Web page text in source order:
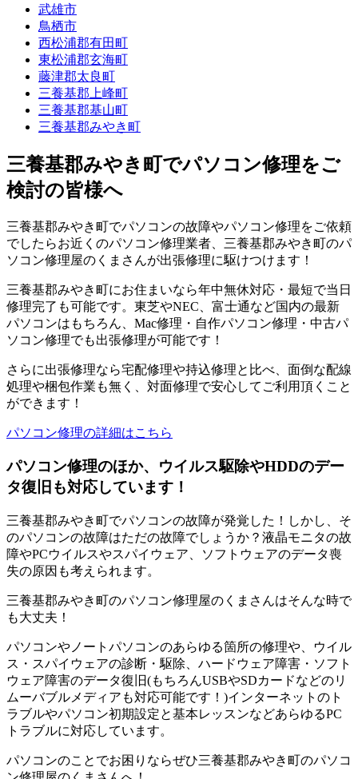
武雄市
鳥栖市
西松浦郡有田町
東松浦郡玄海町
藤津郡太良町
三養基郡上峰町
三養基郡基山町
三養基郡みやき町
三養基郡みやき町でパソコン修理をご
検討の皆様へ
三養基郡みやき町でパソコンの故障やパソコン修理をご依頼
でしたらお近くのパソコン修理業者、三養基郡みやき町のパ
ソコン修理屋のくまさんが出張修理に駆けつけます！
三養基郡みやき町にお住まいなら年中無休対応・最短で当日
修理完了も可能です。東芝やNEC、富士通など国内の最新
パソコンはもちろん、Mac修理・自作パソコン修理・中古パ
ソコン修理でも出張修理が可能です！
さらに出張修理なら宅配修理や持込修理と比べ、面倒な配線
処理や梱包作業も無く、対面修理で安心してご利用頂くこと
ができます！
パソコン修理の詳細はこちら
パソコン修理のほか、ウイルス駆除やHDDのデー
タ復旧も対応しています！
三養基郡みやき町でパソコンの故障が発覚した！しかし、そ
のパソコンの故障はただの故障でしょうか？液晶モニタの故
障やPCウイルスやスパイウェア、ソフトウェアのデータ喪
失の原因も考えられます。
三養基郡みやき町のパソコン修理屋のくまさんはそんな時で
も大丈夫！
パソコンやノートパソコンのあらゆる箇所の修理や、ウイル
ス・スパイウェアの診断・駆除、ハードウェア障害・ソフト
ウェア障害のデータ復旧(もちろんUSBやSDカードなどのリ
ムーバブルメディアも対応可能です！)インターネットのト
ラブルやパソコン初期設定と基本レッスンなどあらゆるPC
トラブルに対応しています。
パソコンのことでお困りならぜひ三養基郡みやき町のパソコ